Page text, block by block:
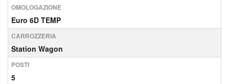
OMOLOGAZIONE
Euro 6D TEMP
CARROZZERIA
Station Wagon
POSTI
5